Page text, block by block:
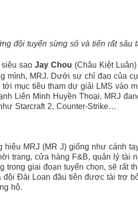
đội tuyển sừng sỏ và tiến rất sâu
sao Jay Chou (Châu Kiệt
mình, MRJ. Dưới sự chỉ đạo của
mục tiêu tham dự giải LMS vào
Liên Minh Huyền Thoại, MRJ
Starcraft 2, Counter-Strike…
MRJ (MR J) giống như cánh
trang, cửa hàng F&B, quản lý tài
trong giai đoạn tuyển chọn, sẽ rất
đội Đài Loan đầu tiên được tài trợ
hộ.